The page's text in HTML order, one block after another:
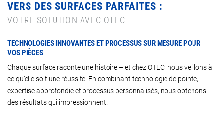
VERS DES SURFACES PARFAITES :
VOTRE SOLUTION AVEC OTEC
TECHNOLOGIES INNOVANTES ET PROCESSUS SUR MESURE POUR
VOS PIÈCES
Chaque surface raconte une histoire – et chez OTEC, nous veillons à
ce qu’elle soit une réussite. En combinant technologie de pointe,
expertise approfondie et processus personnalisés, nous obtenons
des résultats qui impressionnent.